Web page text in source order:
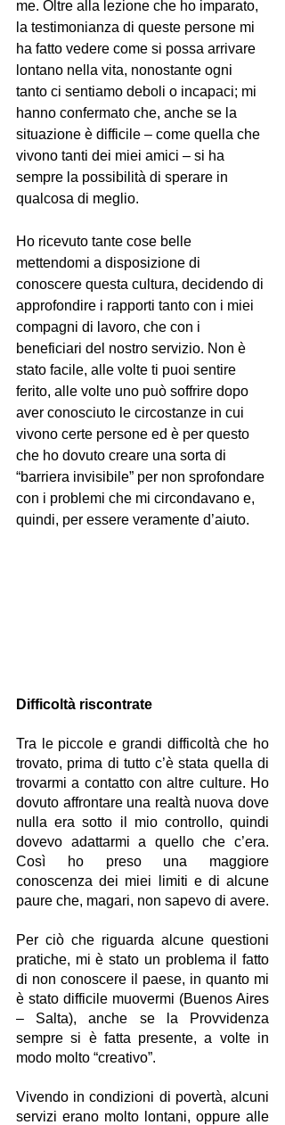
me. Oltre alla lezione che ho imparato,
la testimonianza di queste persone mi
ha fatto vedere come si possa arrivare
lontano nella vita, nonostante ogni
tanto ci sentiamo deboli o incapaci; mi
hanno confermato che, anche se la
situazione è difficile – come quella che
vivono tanti dei miei amici – si ha
sempre la possibilità di sperare in
qualcosa di meglio.
Ho ricevuto tante cose belle
mettendomi a disposizione di
conoscere questa cultura, decidendo di
approfondire i rapporti tanto con i miei
compagni di lavoro, che con i
beneficiari del nostro servizio. Non è
stato facile, alle volte ti puoi sentire
ferito, alle volte uno può soffrire dopo
aver conosciuto le circostanze in cui
vivono certe persone ed è per questo
che ho dovuto creare una sorta di
“barriera invisibile” per non sprofondare
con i problemi che mi circondavano e,
quindi, per essere veramente d’aiuto.
Difficoltà riscontrate
Tra le piccole e grandi difficoltà che ho
trovato, prima di tutto c’è stata quella di
trovarmi a contatto con altre culture. Ho
dovuto affrontare una realtà nuova dove
nulla era sotto il mio controllo, quindi
dovevo adattarmi a quello che c’era.
Così ho preso una maggiore
conoscenza dei miei limiti e di alcune
paure che, magari, non sapevo di avere.
Per ciò che riguarda alcune questioni
pratiche, mi è stato un problema il fatto
di non conoscere il paese, in quanto mi
è stato difficile muovermi (Buenos Aires
– Salta), anche se la Provvidenza
sempre si è fatta presente, a volte in
modo molto “creativo”.
Vivendo in condizioni di povertà, alcuni
servizi erano molto lontani, oppure alle